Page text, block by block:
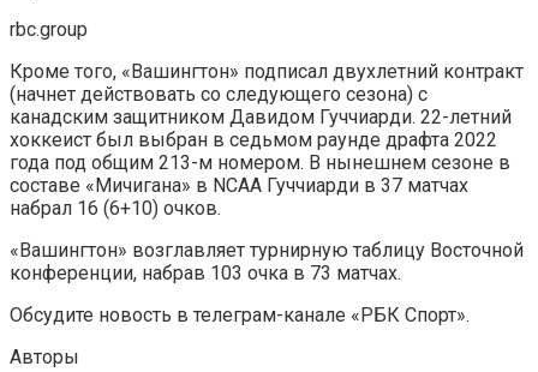
rbc.group
Кроме того, «Вашингтон» подписал двухлетний контракт
(начнет действовать со следующего сезона) с
канадским защитником Давидом Гуччиарди. 22-летний
хоккеист был выбран в седьмом раунде драфта 2022
года под общим 213-м номером. В нынешнем сезоне в
составе «Мичигана» в NCAA Гуччиарди в 37 матчах
набрал 16 (6+10) очков.
«Вашингтон» возглавляет турнирную таблицу Восточной
конференции, набрав 103 очка в 73 матчах.
Обсудите новость в телеграм-канале «РБК Спорт».
Авторы